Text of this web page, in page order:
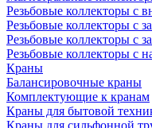
Резьбовые коллекторы с
Резьбовые коллекторы с
Резьбовые коллекторы с
Резьбовые коллекторы с
Краны
Балансировочные краны
Комплектующие к кранам
Краны для бытовой
Краны для сильфонной